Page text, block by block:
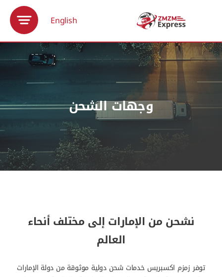
English
وجهات الشحن
نشحن من الإمارات إلى مختلف أنحاء
العالم
توفر زمزم اكسبريس خدمات شحن دولية موثوقة من دولة الإمارات